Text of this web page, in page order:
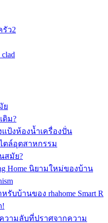
ว2
ย
ดิม?
แป้งห้องน้ำเครื่องปั่น
ตล์อุตสาหกรรม
สมัย?
Home นิยามใหม่ของบ้าน
รับบ้านของ rhahome Smart R
!
วามลับที่ปราศจากความ